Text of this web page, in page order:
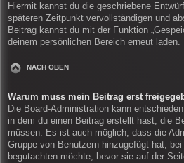
Hiermit kannst du die geschriebene
späteren Zeitpunkt vervollständigen und
Beitrag kannst du mit der Funktion
deinem persönlichen Bereich erneut laden.
NACH OBEN
Warum muss mein Beitrag erst
Die Board-Administration kann
in dem du einen Beitrag erstellt hast, die
müssen. Es ist auch möglich, dass die
Gruppe von Benutzern hinzugefügt hat,
begutachten möchte, bevor sie auf der